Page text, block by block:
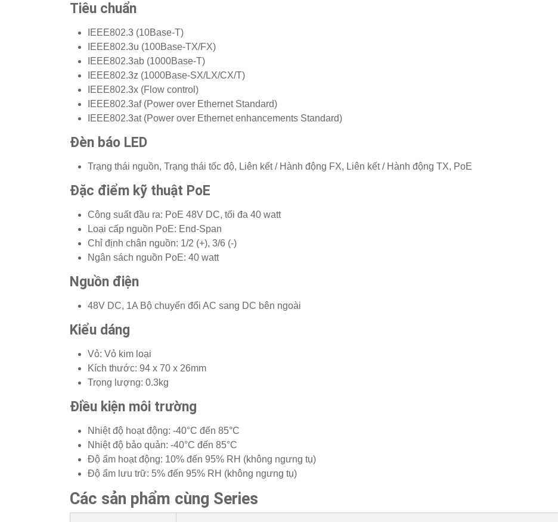
Tiêu chuẩn
IEEE802.3 (10Base-T)
IEEE802.3u (100Base-TX/FX)
IEEE802.3ab (1000Base-T)
IEEE802.3z (1000Base-SX/LX/CX/T)
IEEE802.3x (Flow control)
IEEE802.3af (Power over Ethernet Standard)
IEEE802.3at (Power over Ethernet enhancements Standard)
Đèn báo LED
Trạng thái nguồn, Trạng thái tốc độ, Liên kết / Hành động FX, Liên kết / Hành động TX, PoE
Đặc điểm kỹ thuật PoE
Công suất đầu ra: PoE 48V DC, tối đa 40 watt
Loại cấp nguồn PoE: End-Span
Chỉ định chân nguồn: 1/2 (+), 3/6 (-)
Ngân sách nguồn PoE: 40 watt
Nguồn điện
48V DC, 1A Bộ chuyển đổi AC sang DC bên ngoài
Kiểu dáng
Vỏ: Vỏ kim loại
Kích thước: 94 x 70 x 26mm
Trọng lượng: 0.3kg
Điều kiện môi trường
Nhiệt độ hoạt động: -40°C đến 85°C
Nhiệt độ bảo quản: -40°C đến 85°C
Độ ẩm hoạt động: 10% đến 95% RH (không ngưng tụ)
Độ ẩm lưu trữ: 5% đến 95% RH (không ngưng tụ)
Các sản phẩm cùng Series